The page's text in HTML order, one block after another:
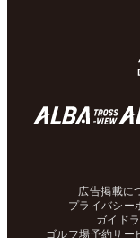
広告掲載に
プライバシー
ガイド
ゴルフ場予約サー